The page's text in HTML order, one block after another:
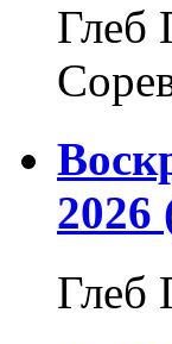
Глеб
2026
Глеб